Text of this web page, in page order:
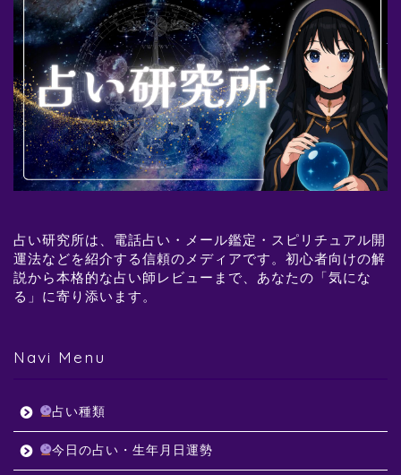
占い研究所は、電話占い・メール鑑定・スピリチュアル開
運法などを紹介する信頼のメディアです。初心者向けの解
説から本格的な占い師レビューまで、あなたの「気にな
る」に寄り添います。
Navi Menu
占い種類
今日の占い・生年月日運勢